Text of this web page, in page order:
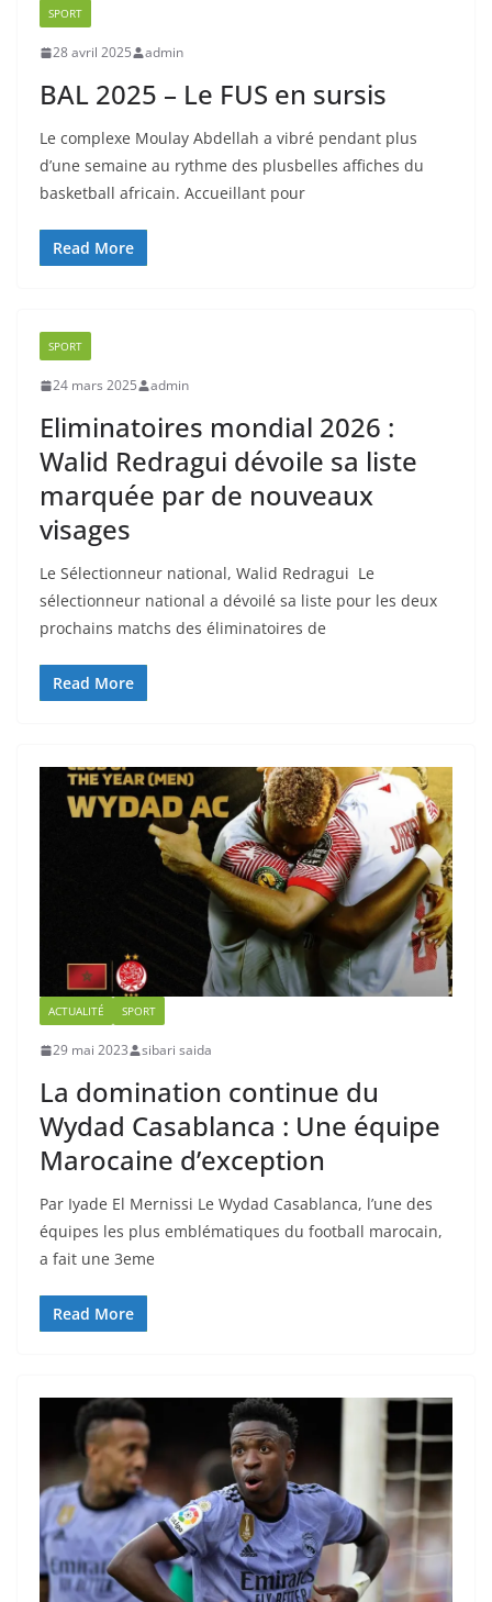
SPORT
28 avril 2025 admin
BAL 2025 – Le FUS en sursis
Le complexe Moulay Abdellah a vibré pendant plus
d’une semaine au rythme des plusbelles affiches du
basketball africain. Accueillant pour
Read More
SPORT
24 mars 2025 admin
Eliminatoires mondial 2026 :
Walid Redragui dévoile sa liste
marquée par de nouveaux
visages
Le Sélectionneur national, Walid Redragui Le
sélectionneur national a dévoilé sa liste pour les deux
prochains matchs des éliminatoires de
Read More
ACTUALITÉ SPORT
29 mai 2023 sibari saida
La domination continue du
Wydad Casablanca : Une équipe
Marocaine d’exception
Par Iyade El Mernissi Le Wydad Casablanca, l’une des
équipes les plus emblématiques du football marocain,
a fait une 3eme
Read More